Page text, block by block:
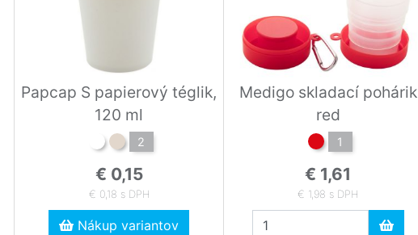
Papcap S papierový téglik,
120 ml
2
€ 0,15
€ 0,18 s DPH
Nákup variantov
Medigo skladací pohárik
red
1
€ 1,61
€ 1,98 s DPH